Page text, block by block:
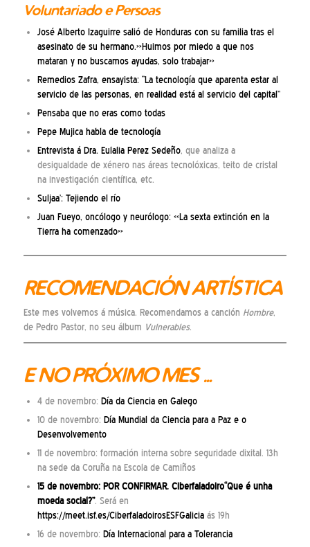
Voluntariado e Persoas
José Alberto Izaguirre salió de Honduras con su familia tras el
asesinato de su hermano.»Huimos por miedo a que nos
mataran y no buscamos ayudas, solo trabajar»
Remedios Zafra, ensayista: “La tecnología que aparenta estar al
servicio de las personas, en realidad está al servicio del capital”
Pensaba que no eras como todas
Pepe Mujica habla de tecnología
Entrevista á Dra. Eulalia Perez Sedeño, que analiza a
desigualdade de xénero nas áreas tecnolóxicas, teito de cristal
na investigación científica, etc.
Suljaa’: Tejiendo el río
Juan Fueyo, oncólogo y neurólogo: «La sexta extinción en la
Tierra ha comenzado»
RECOMENDACIÓN ARTÍSTICA
Este mes volvemos á música. Recomendamos a canción Hombre,
de Pedro Pastor, no seu álbum Vulnerables.
E NO PRÓXIMO MES …
4 de novembro: Día da Ciencia en Galego
10 de novembro: Día Mundial da Ciencia para a Paz e o
Desenvolvemento
11 de novembro: formación interna sobre seguridade dixital. 13h
na sede da Coruña na Escola de Camiños
15 de novembro: POR CONFIRMAR. Ciberfaladoiro“Que é unha
moeda social?”. Será en
https://meet.isf.es/CiberfaladoirosESFGaliciaás 19h
16 de novembro: Día Internacional para a Tolerancia